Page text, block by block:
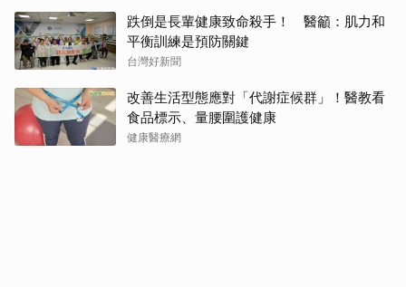
跌倒是長輩健康致命殺手！ 醫籲：肌力和
平衡訓練是預防關鍵
台灣好新聞
改善生活型態應對「代謝症候群」！醫教看
食品標示、量腰圍護健康
健康醫療網